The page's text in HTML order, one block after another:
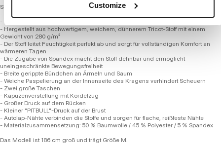
Customize
SERIE 280 GSM TRICOT FROTTEE
- Bequeme reguläre Passform
- Hergestellt aus hochwertigem, weichem, dünnerem Tricot-Stoff mit einem
Gewicht von 280 g/m²
- Der Stoff leitet Feuchtigkeit perfekt ab und sorgt für vollständigen Komfort an
wärmeren Tagen
- Die Zugabe von Spandex macht den Stoff dehnbar und ermöglicht
uneingeschränkte Bewegungsfreiheit
- Breite gerippte Bündchen an Ärmeln und Saum
- Weiche Paspelierung an der Innenseite des Kragens verhindert Scheuern
- Zwei große Taschen
- Kapuzenverstellung mit Kordelzug
- Großer Druck auf dem Rücken
- Kleiner "PITBULL"-Druck auf der Brust
- Autolap-Nähte verbinden die Stoffe und sorgen für flache, reißfeste Nähte
- Materialzusammensetzung: 50 % Baumwolle / 45 % Polyester / 5 % Spandex
Das Modell ist 186 cm groß und trägt Größe M.